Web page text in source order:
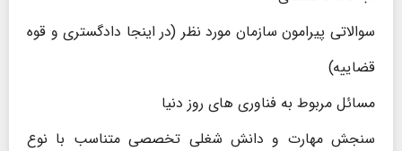
سوالاتی پیرامون سازمان مورد نظر (در اینجا دادگستری و قوه
قضاییه)
مسائل مربوط به فناوری های روز دنیا
سنجش مهارت و دانش شغلی تخصصی متناسب با نوع